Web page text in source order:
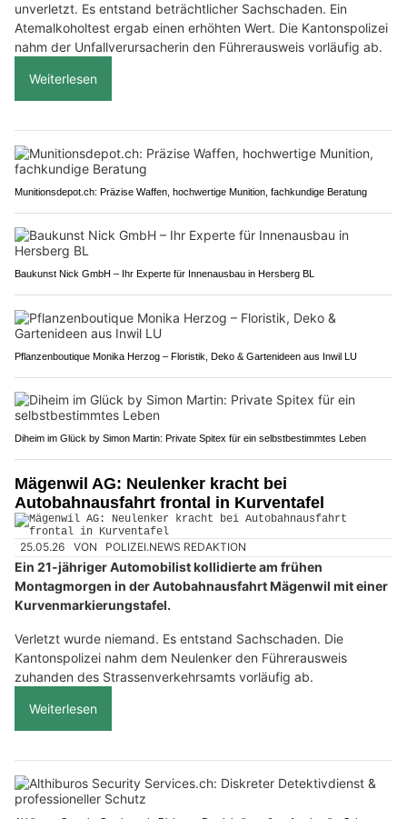
unverletzt. Es entstand beträchtlicher Sachschaden. Ein
Atemalkoholtest ergab einen erhöhten Wert. Die Kantonspolizei
nahm der Unfallverursacherin den Führerausweis vorläufig ab.
Weiterlesen
Munitionsdepot.ch: Präzise Waffen, hochwertige Munition, fachkundige Beratung
Baukunst Nick GmbH – Ihr Experte für Innenausbau in Hersberg BL
Pflanzenboutique Monika Herzog – Floristik, Deko & Gartenideen aus Inwil LU
Diheim im Glück by Simon Martin: Private Spitex für ein selbstbestimmtes Leben
Mägenwil AG: Neulenker kracht bei
Autobahnausfahrt frontal in Kurventafel
25.05.26 VON POLIZEI.NEWS REDAKTION
Ein 21-jähriger Automobilist kollidierte am frühen
Montagmorgen in der Autobahnausfahrt Mägenwil mit einer
Kurvenmarkierungstafel.
Verletzt wurde niemand. Es entstand Sachschaden. Die
Kantonspolizei nahm dem Neulenker den Führerausweis
zuhanden des Strassenverkehrsamts vorläufig ab.
Weiterlesen